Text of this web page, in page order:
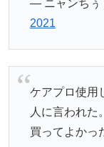
— ニャンちぅ
2021
ケアプロ使用
人に言われた。
買ってよかっ